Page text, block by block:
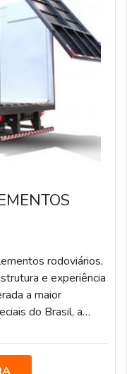
rodoviários,
e experiência
a maior
do Brasil, a